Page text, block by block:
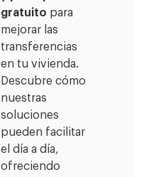
gratuito para
mejorar las
transferencias
en tu vivienda.
Descubre cómo
nuestras
soluciones
pueden facilitar
el día a día,
ofreciendo